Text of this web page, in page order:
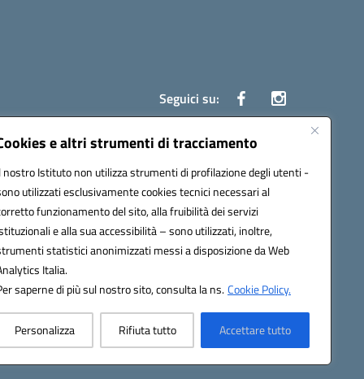
e altri strumenti di tracciamento
nostro Istituto non utilizza strumenti di profilazione degli utenti -
utilizzati esclusivamente cookies tecnici necessari al
funzionamento del sito, alla fruibilità dei servizi
e alla sua accessibilità – sono utilizzati, inoltre,
statistici anonimizzati messi a disposizione da Web
Italia.
saperne di più sul nostro sito, consulta la ns.Cookie Policy.
Personalizza Rifiuta tutto Accettare tutto
Seguici su:
(PEC):czrh04000q@pec.istruzione.it